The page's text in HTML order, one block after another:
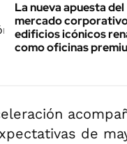
La nueva apuesta del
mercado
edificios icónicos
como oficinas
de